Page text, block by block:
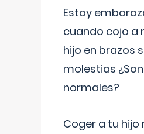
Estoy
cuando cojo a
hijo en brazos
molestias ¿Son
normales?
Coger a tu hijo